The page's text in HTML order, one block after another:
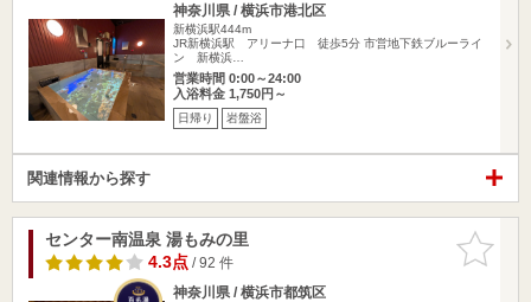
神奈川県 / 横浜市港北区
新横浜駅444m
JR新横浜駅 アリーナ口 徒歩5分 市営地下鉄ブルーライ
ン 新横浜…
営業時間 0:00～24:00
入浴料金 1,750円～
日帰り 岩盤浴
関連情報から探す
お気に入
りに追加
センター南温泉 湯もみの里
4.3点/ 92 件
神奈川県 / 横浜市都筑区